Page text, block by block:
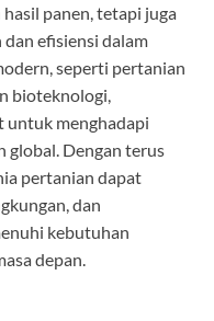
panen, tetapi juga
efisiensi dalam
seperti pertanian
bioteknologi,
untuk menghadapi
global. Dengan terus
pertanian dapat
dan
kebutuhan
depan.